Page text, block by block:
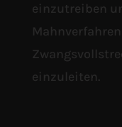
einzutreiben
einzuleiten.